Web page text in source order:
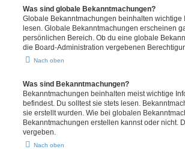
Was sind globale Bekanntmachungen?
Globale Bekanntmachungen beinhalten
lesen. Globale Bekanntmachungen erscheinen
persönlichen Bereich. Ob du eine globale
die Board-Administration vergebenen
Nach oben
Was sind Bekanntmachungen?
Bekanntmachungen beinhalten meist wichtige
befindest. Du solltest sie stets lesen.
sie erstellt wurden. Wie bei globalen
Bekanntmachungen erstellen kannst oder nicht.
vergeben.
Nach oben